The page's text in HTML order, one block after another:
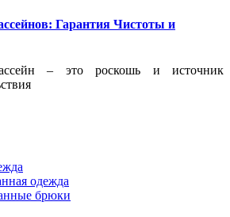
Гарантия Чистоты и
– это роскошь и источник
одежда
брюки